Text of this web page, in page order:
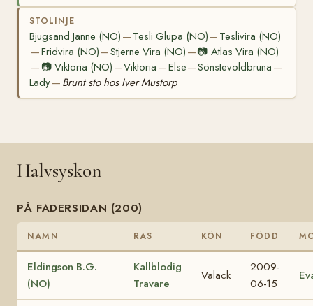
STOLINJE
Bjugsand Janne (NO) — Tesli Glupa (NO)— Teslivira (NO)
—Fridvira (NO)—Stjerne Vira (NO) —📷 Atlas Vira (NO)
— 📷Viktoria (NO) —Viktoria —Else—Sönstevoldbruna —
Lady— Brunt sto hos Iver Mustorp
Halvsyskon
PÅ FADERSIDAN (200)
NAMN RAS KÖN FÖDD
Eldingson B.G.
(NO)
Kallblodig
Travare
Valack
2009-
06-15